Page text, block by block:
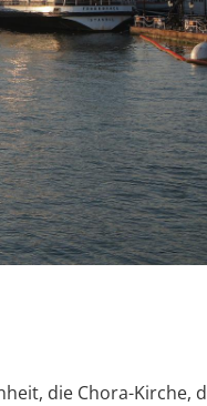
die Chora-Kirche,